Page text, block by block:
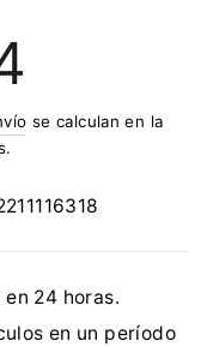
se calculan en la
24 horas.
en un período